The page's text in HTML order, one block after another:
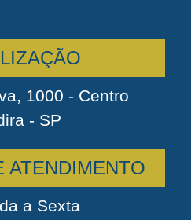
1000 - Centro
- SP
ATENDIMENTO
a Sexta